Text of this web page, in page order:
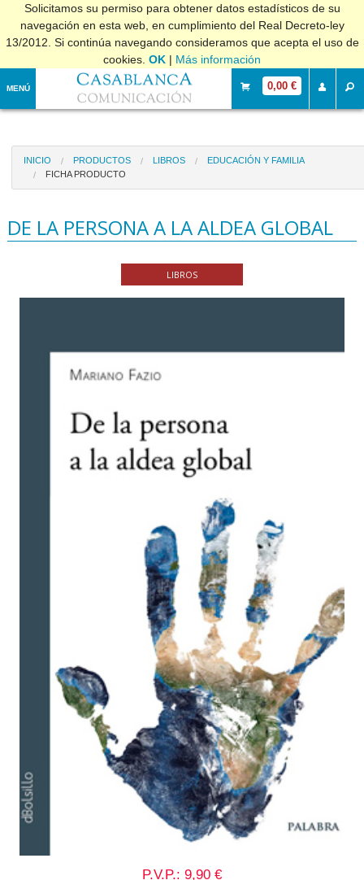
Solicitamos su permiso para obtener datos estadísticos de su
navegación en esta web, en cumplimiento del Real Decreto-ley
13/2012. Si continúa navegando consideramos que acepta el uso de
cookies. OK | Más información
MENÚ 0,00 €
INICIO PRODUCTOS LIBROS
EDUCACIÓN Y FAMILIA
FICHA PRODUCTO
DE LA PERSONA A LA ALDEA GLOBAL
LIBROS
P.V.P.: 9,90 €